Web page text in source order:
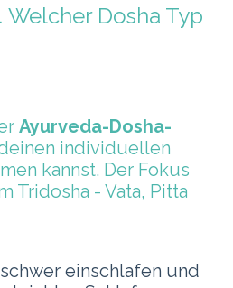
Welcher Dosha Typ
Ayurveda-Dosha-
individuellen
kannst. Der Fokus
Tridosha - Vata, Pitta
einschlafen und